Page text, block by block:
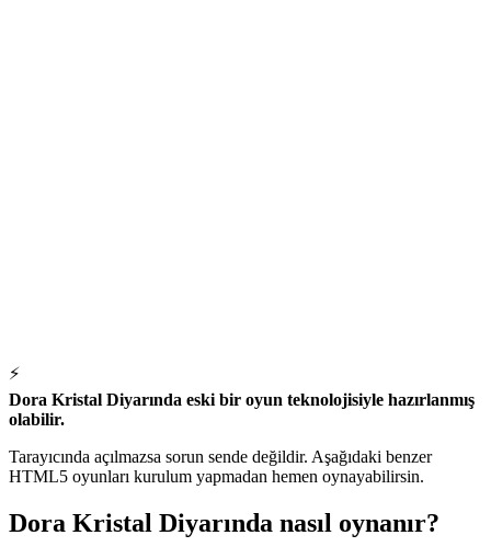
⚡
Dora Kristal Diyarında eski bir oyun teknolojisiyle hazırlanmış
olabilir.
Tarayıcında açılmazsa sorun sende değildir. Aşağıdaki benzer
HTML5 oyunları kurulum yapmadan hemen oynayabilirsin.
Dora Kristal Diyarında nasıl oynanır?